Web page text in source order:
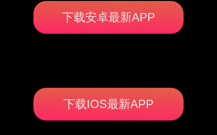
下载安卓最新APP
下载IOS最新APP